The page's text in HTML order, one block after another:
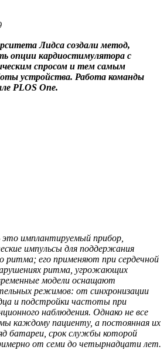
Лидса создали метод,
опции кардиостимулятора с
спросом и тем самым
устройства. Работа команды
PLOS One.
имплантируемый прибор,
импульсы для поддержания
ритма; его применяют при сердечной
ритма, угрожающих
модели оснащают
режимов: от синхронизации
и подстройки частоты при
наблюдения. Однако не все
каждому пациенту, а постоянная их
батареи, срок службы которой
от семи до четырнадцати лет.